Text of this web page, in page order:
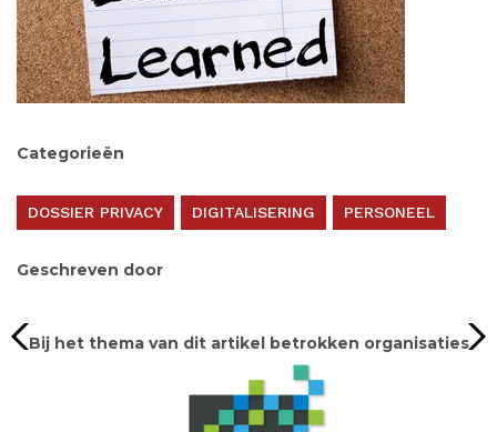
Categorieën
DOSSIER PRIVACY DIGITALISERING PERSONEEL
Geschreven door
Bij het thema van dit artikel betrokken organisaties